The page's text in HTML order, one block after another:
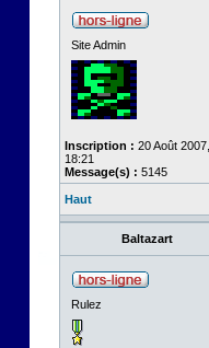
Site Admin
Inscription : 20 Août 2007,
18:21
Message(s) : 5145
Haut
Baltazart
Rulez